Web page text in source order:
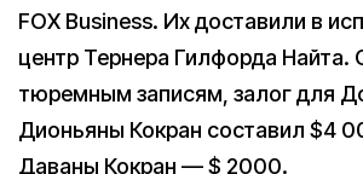
FOX Business. Их доставили в
центр Тернера Гилфорда Найта.
тюремным записям, залог для
Дионьяны Кокран составил $4
Даваны Кокран — $ 2000.